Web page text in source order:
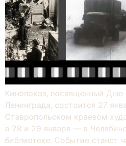
Кинопоказ, посвященный Дню
Ленинграда, состоится 27
Ставропольском краевом
а 28 и 29 января — в
библиотеке. Событие станет